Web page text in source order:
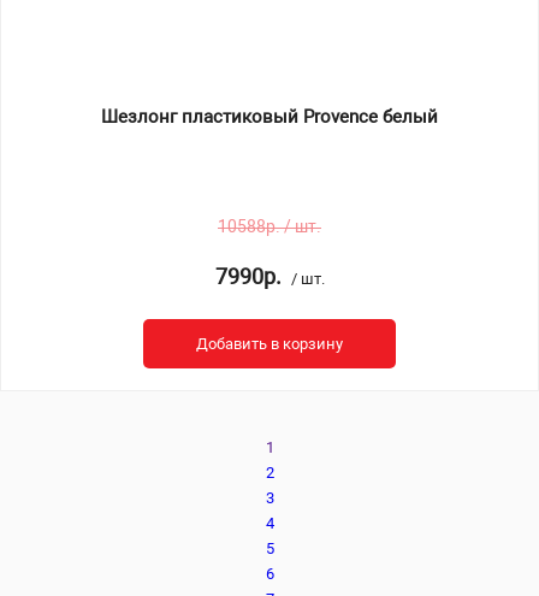
Шезлонг пластиковый Provence белый
10588р. / шт.
7990р. / шт.
Добавить в корзину
1
2
3
4
5
6